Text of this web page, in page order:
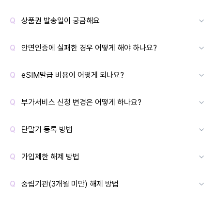
상품권 발송일이 궁금해요
안면인증에 실패한 경우 어떻게 해야 하나요?
eSIM발급 비용이 어떻게 되나요?
부가서비스 신청 변경은 어떻게 하나요?
단말기 등록 방법
가입제한 해제 방법
중립기관(3개월 미만) 해제 방법